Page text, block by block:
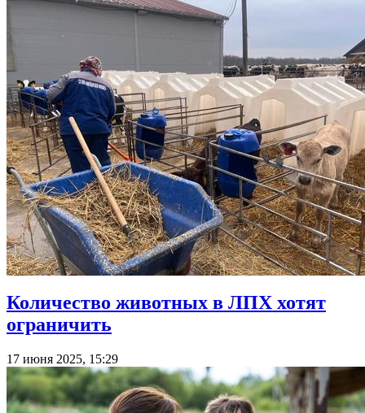
Количество животных в ЛПХ хотят
ограничить
17 июня 2025, 15:29